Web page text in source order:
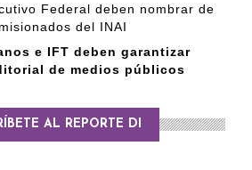
Federal deben nombrar de
del INAI
e IFT deben garantizar
de medios públicos
AL REPORTE DI